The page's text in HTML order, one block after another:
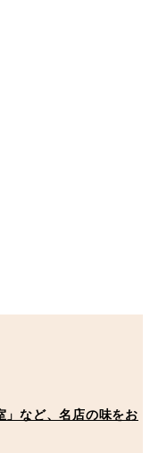
など、名店の味をお